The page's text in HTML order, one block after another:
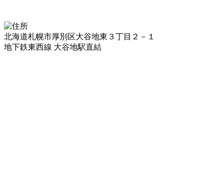
北海道札幌市厚別区大谷地東３丁目２－１
地下鉄東西線 大谷地駅直結